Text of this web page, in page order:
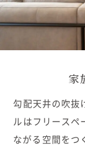
むぎくらについ
家
勾配天井の吹抜
ルはフリースペ
ながる空間をつ